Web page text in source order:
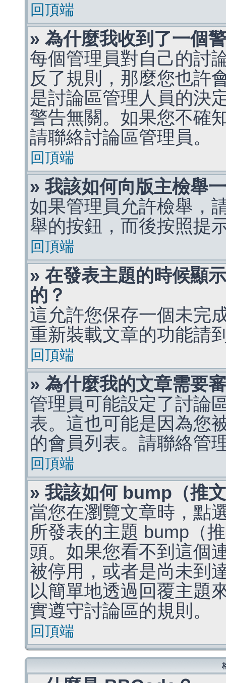
回頂端
» 為什麼我收到了一個
每個管理員對自己的討
反了規則，那麼您也許
是討論區管理人員的決
警告無關。如果您不確
請聯絡討論區管理員。
回頂端
» 我該如何向版主檢舉
如果管理員允許檢舉，
舉的按鈕，而後按照提
回頂端
» 在發表主題的時候顯
的？
這允許您保存一個未完
重新裝載文章的功能請
回頂端
» 為什麼我的文章需要
管理員可能設定了討論
表。這也可能是因為您
的會員列表。請聯絡管
回頂端
» 我該如何 bump（推
當您在瀏覽文章時，點
所發表的主題 bump（
頭。如果您看不到這個
被停用，或者是尚未到
以簡單地透過回覆主題
實遵守討論區的規則。
回頂端